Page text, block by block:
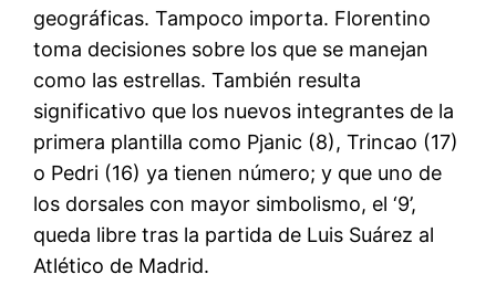
geográficas. Tampoco importa. Florentino
toma decisiones sobre los que se manejan
como las estrellas. También resulta
significativo que los nuevos integrantes de la
primera plantilla como Pjanic (8), Trincao (17)
o Pedri (16) ya tienen número; y que uno de
los dorsales con mayor simbolismo, el ‘9’,
queda libre tras la partida de Luis Suárez al
Atlético de Madrid.